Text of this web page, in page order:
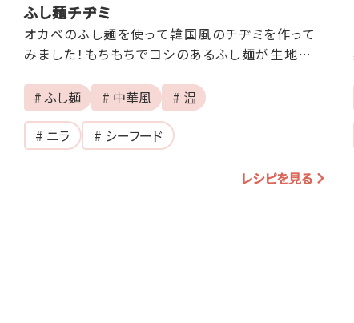
ふし麺チヂミ
オカベのふし麺を使って韓国風のチヂミを作って
みました！もちもちでコシのあるふし麺が生地に
# ふし麺 # 中華風
# 温
# ニラ
# シーフード
レシピを見る